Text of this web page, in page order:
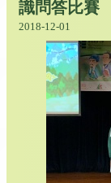
識問答比賽
2018-12-01